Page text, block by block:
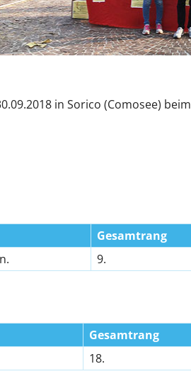
in Sorico (Comosee) beim
Gesamtrang
9.
Gesamtrang
18.